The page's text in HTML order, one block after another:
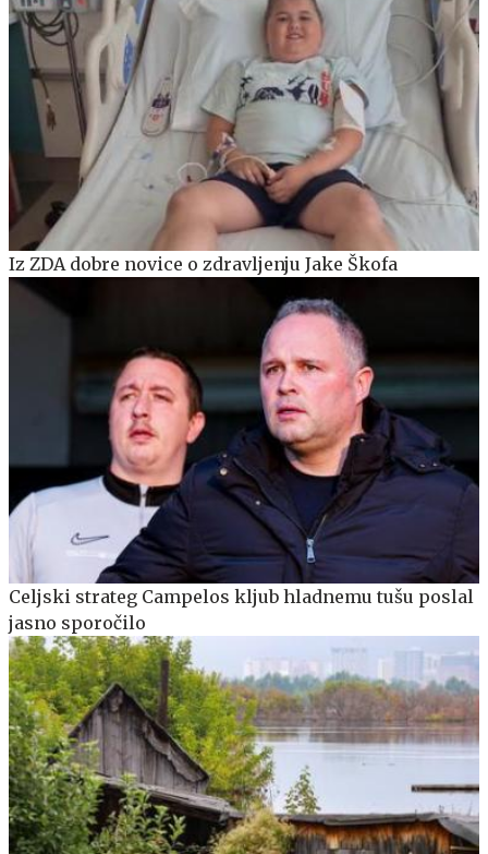
Iz ZDA dobre novice o zdravljenju Jake Škofa
Celjski strateg Campelos kljub hladnemu tušu poslal
jasno sporočilo